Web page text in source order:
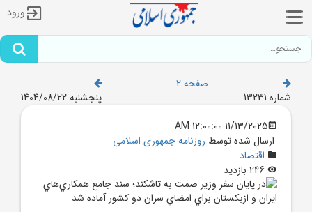
ورود
صفحه 2
شماره 13231
پنجشنبه 1404/08/22
11/13/2025 12:00:00 AM
ارسال شده توسط روزنامه جمهوری اسلامی
اقتصاد